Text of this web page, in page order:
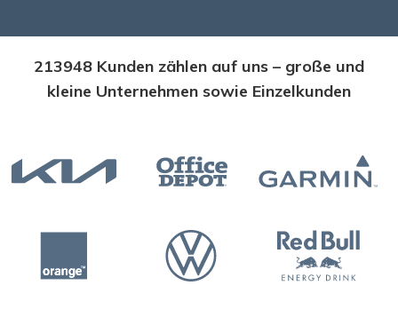
213948 Kunden zählen auf uns – große und
kleine Unternehmen sowie Einzelkunden